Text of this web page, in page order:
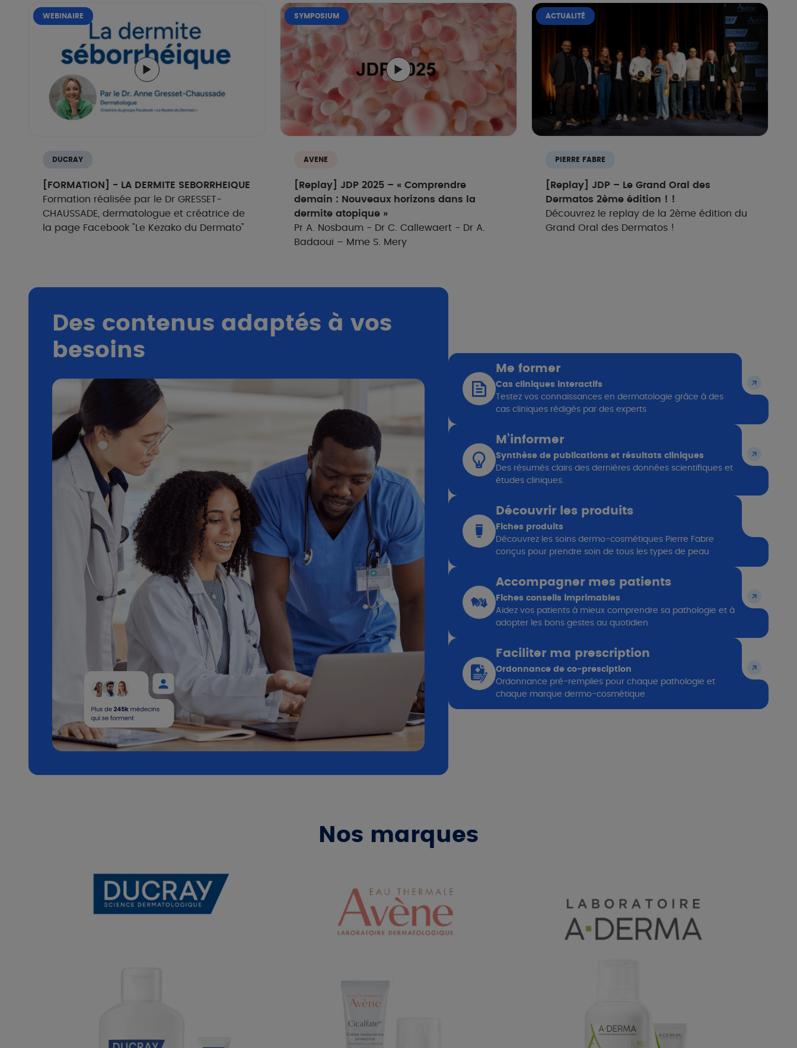
WEBINAIRE
DUCRAY
[FORMATION] - LA DERMITE SEBORRHEIQUE
Formation réalisée par le Dr GRESSET-
CHAUSSADE, dermatologue et créatrice de
la page Facebook "Le Kezako du Dermato"
SYMPOSIUM
AVENE
[Replay] JDP 2025 – « Comprendre
demain : Nouveaux horizons dans la
dermite atopique »
Pr A. Nosbaum - Dr C. Callewaert - Dr A.
Badaoui – Mme S. Mery
ACTUALITÉ
PIERRE FABRE
[Replay] JDP – Le Grand Oral des
Dermatos 2ème édition !​ !​
Découvrez le replay de la 2ème édition du
Grand Oral des Dermatos !
Des contenus adaptés à vos
besoins​
Me former
Cas cliniques interactifs
Testez vos connaissances en dermatologie grâce à des
cas cliniques rédigés par des experts
M’informer
Synthèse de publications et résultats cliniques ​
Des résumés clairs des dernières données scientifiques et
études cliniques. ​
Découvrir les produits ​
Fiches produits ​
Découvrez les soins dermo-cosmétiques Pierre Fabre
conçus pour prendre soin de tous les types de peau​
Accompagner mes patients​
Fiches conseils imprimables ​
Aidez vos patients à mieux comprendre sa pathologie et à
adopter les bons gestes au quotidien ​
Faciliter ma prescription
​Ordonnance de co-presciption​
Ordonnance pré-remplies pour chaque pathologie et
chaque marque dermo-cosmétique​
Nos marques